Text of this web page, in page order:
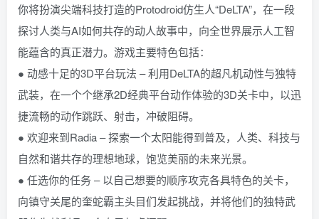
你将扮演尖端科技打造的Protodroid仿生人“DeLTA”，在一段
探讨人类与AI如何共存的动人故事中，向全世界展示人工智
能蕴含的真正潜力。游戏主要特色包括：
● 动感十足的3D平台玩法 – 利用DeLTA的超凡机动性与独特
武装，在一个个继承2D经典平台动作体验的3D关卡中，以迅
捷流畅的动作跳跃、射击，冲破阻碍。
● 欢迎来到Radia – 探索一个太阳能得到普及，人类、科技与
自然和谐共存的理想地球，饱览美丽的未来光景。
● 任选你的任务 – 以自己想要的顺序攻克各具特色的关卡，
向镇守关尾的奎蛇霸主头目们发起挑战，并将他们的独特武